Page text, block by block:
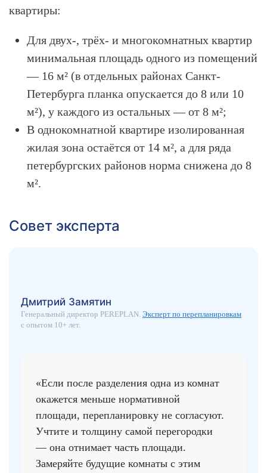
квартиры:
Для двух-, трёх- и многокомнатных квартир
минимальная площадь одного из помещений
— 16 м² (в отдельных районах Санкт-
Петербурга планка опускается до 8 или 10
м²), у каждого из остальных — от 8 м²;
В однокомнатной квартире изолированная
жилая зона остаётся от 14 м², а для ряда
петербургских районов норма снижена до 8
м².
Совет эксперта
Дмитрий Замятин
Генеральный директор PEREPLAN. Эксперт по перепланировкам
с опытом 10+ лет.
«Если после разделения одна из комнат
окажется меньше нормативной
площади, перепланировку не согласуют.
Учтите и толщину самой перегородки
— она отнимает часть площади.
Замеряйте будущие комнаты с этим